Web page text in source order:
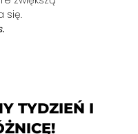
się.
TYDZIEŃ I